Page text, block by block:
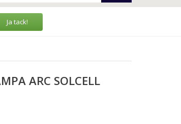
Ja tack!
ARC SOLCELL